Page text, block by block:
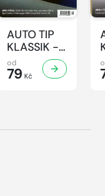
AUTO TIP
KLASSIK -
5/2026
od
79 Kč